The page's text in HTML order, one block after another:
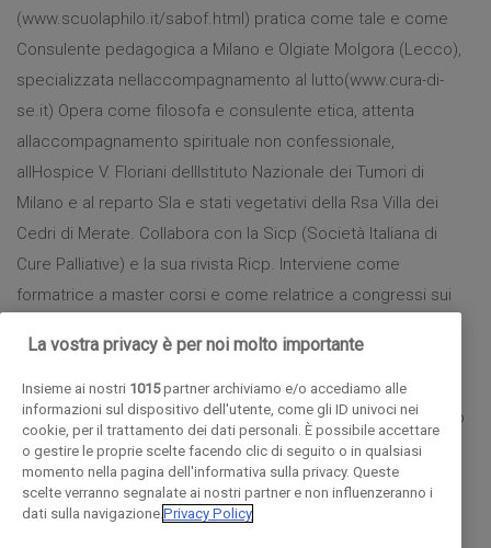
(www.scuolaphilo.it/sabof.html) pratica come tale e come
Consulente pedagogica a Milano e Olgiate Molgora (Lecco),
specializzata nellaccompagnamento al lutto(www.cura-di-
se.it) Opera come filosofa e consulente etica, attenta
allaccompagnamento spirituale non confessionale,
allHospice V. Floriani dellIstituto Nazionale dei Tumori di
Milano e al reparto Sla e stati vegetativi della Rsa Villa dei
Cedri di Merate. Collabora con la Sicp (Società Italiana di
Cure Palliative) e la sua rivista Ricp. Interviene come
formatrice a master corsi e come relatrice a congressi sui
morire, il lutto. Docente della scuola superiore di pratiche
filosofiche Philo (www. Scuolaphilo.it). Per la cattedra di
Pratiche filosofiche di Màdera allUniversità Bicocca di Milano
è cultrice della materia. Ha scritto Non ci lasceremo mai?
Lesercizio filosofico della morte tra filosofia e autobiografia
(Unicopli 2005) e Sono vivo ed è solo linizio, Mursia (2013).
La vostra privacy è per noi molto importante
Insieme ai nostri 1015partner archiviamo e/o accediamo alle
informazioni sul dispositivo dell'utente, come gli ID univoci nei
cookie, per il trattamento dei dati personali. È possibile accettare
o gestire le proprie scelte facendo clic di seguito o in qualsiasi
momento nella pagina dell'informativa sulla privacy. Queste
scelte verranno segnalate ai nostri partner e non influenzeranno i
dati sulla navigazione. Privacy Policy